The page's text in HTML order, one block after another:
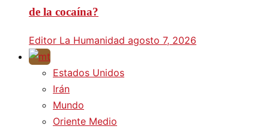
de la cocaína?
Editor La Humanidad agosto 7, 2026
Estados Unidos
Irán
Mundo
Oriente Medio